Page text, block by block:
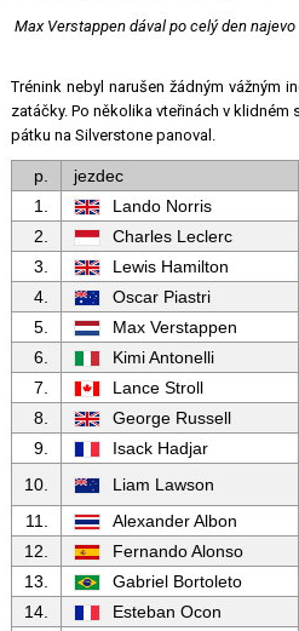
Max Verstappen dával po celý den
Trénink nebyl narušen žádným vážným
zatáčky. Po několika vteřinách v
pátku na Silverstone panoval.
p. jezdec
1.
Lando Norris
2.
Charles Leclerc
3.
Lewis Hamilton
4.
Oscar Piastri
5.
Max Verstappen
6.
Kimi Antonelli
7.
Lance Stroll
8.
George Russell
9.
Isack Hadjar
10.
Liam Lawson
11.
Alexander Albon
12.
Fernando Alonso
13.
Gabriel Bortoleto
14.
Esteban Ocon